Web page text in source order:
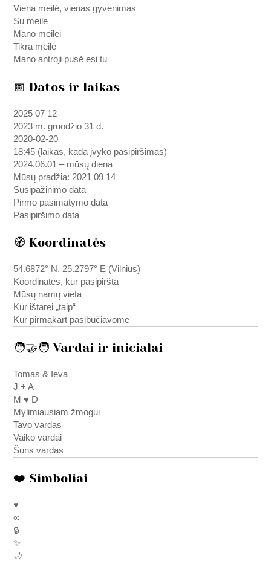
Viena meilė, vienas gyvenimas
Su meile
Mano meilei
Tikra meilė
Mano antroji pusė esi tu
📅 Datos ir laikas
2025 07 12
2023 m. gruodžio 31 d.
2020-02-20
18:45 (laikas, kada įvyko pasipiršimas)
2024.06.01 – mūsų diena
Mūsų pradžia: 2021 09 14
Susipažinimo data
Pirmo pasimatymo data
Pasipiršimo data
🧭 Koordinatės
54.6872° N, 25.2797° E (Vilnius)
Koordinatės, kur pasipiršta
Mūsų namų vieta
Kur ištarei „taip“
Kur pirmąkart pasibučiavome
🧑‍🤝‍🧑 Vardai ir inicialai
Tomas & Ieva
J + A
M ♥ D
Mylimiausiam žmogui
Tavo vardas
Vaiko vardai
Šuns vardas
❤️ Simboliai
♥
∞
🔒
✨
🌙